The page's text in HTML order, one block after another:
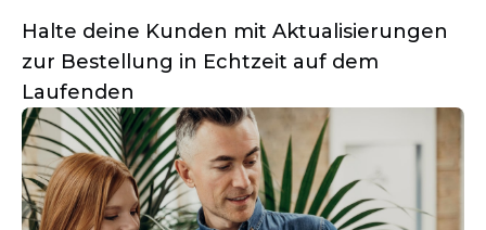
Halte deine Kunden mit Aktualisierungen
zur Bestellung in Echtzeit auf dem
Laufenden